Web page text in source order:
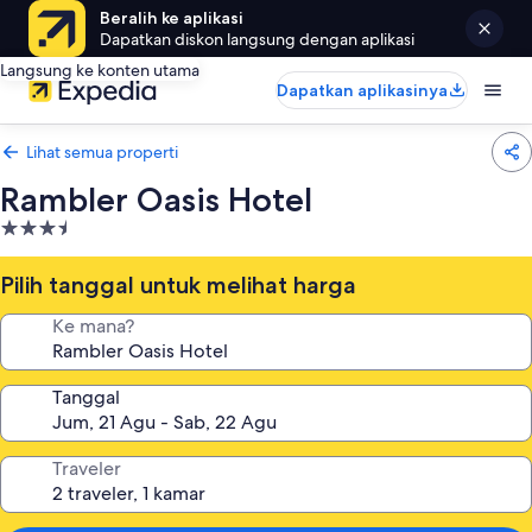
Beralih ke aplikasi
Dapatkan diskon langsung dengan aplikasi
Langsung ke konten utama
Dapatkan aplikasinya
Lihat semua properti
Rambler Oasis Hotel
Properti
bintang
3.5
Pilih tanggal untuk melihat harga
Ke mana?
Tanggal
Traveler